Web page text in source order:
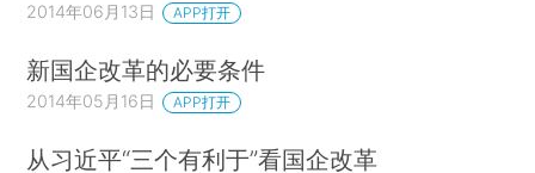
2014年06月13日 APP打开
新国企改革的必要条件
2014年05月16日 APP打开
从习近平“三个有利于”看国企改革